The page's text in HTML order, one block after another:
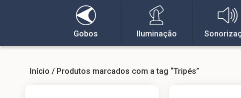
Gobos Iluminação
Início / Produtos marcados com a tag “Tripés”